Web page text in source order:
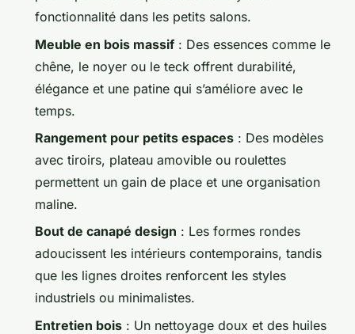
9 min de lecture
fonctionnalité dans les petits salons.
Meuble en bois massif : Des essences comme le
chêne, le noyer ou le teck offrent durabilité,
élégance et une patine qui s’améliore avec le
temps.
Rangement pour petits espaces : Des modèles
avec tiroirs, plateau amovible ou roulettes
permettent un gain de place et une organisation
maline.
Bout de canapé design : Les formes rondes
adoucissent les intérieurs contemporains, tandis
que les lignes droites renforcent les styles
industriels ou minimalistes.
Entretien bois : Un nettoyage doux et des huiles